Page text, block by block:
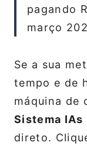
pagando
março
Se a sua
tempo e de
máquina de
Sistema IAs
direto.